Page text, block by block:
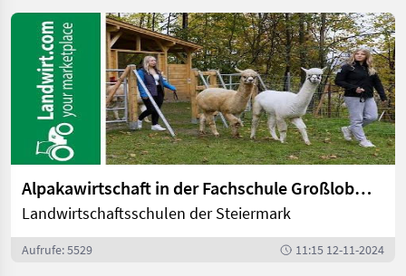
Alpakawirtschaft in der Fachschule Großlobming | landwirt.com
Landwirtschaftsschulen der Steiermark
Aufrufe: 5529 11:15 12-11-2024